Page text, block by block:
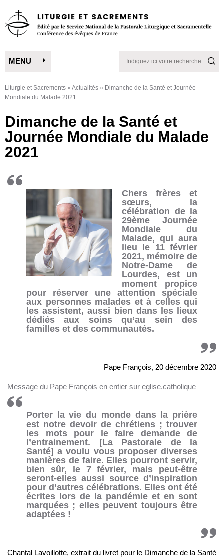
MENU
Liturgie et Sacrements » Actualités » Dimanche de la Santé et Journée
Mondiale du Malade 2021
Dimanche de la Santé et
Journée Mondiale du Malade
2021
Chers frères et
sœurs, la
célébration de la
29ème Journée
Mondiale du
Malade, qui aura
lieu le 11 février
2021, mémoire de
Notre-Dame de
Lourdes, est un
moment propice
pour réserver une attention spéciale
aux personnes malades et à celles qui
les assistent, aussi bien dans les lieux
dédiés aux soins qu’au sein des
familles et des communautés.
Pape François, 20 décembre 2020
Message du Pape François en entier sur eglise.catholique
Porter la vie du monde dans la prière
est notre devoir de chrétiens ; trouver
les mots pour le faire demande de
l’entrainement. [La Pastorale de la
Santé] a voulu vous proposer diverses
manières de faire. Elles pourront servir,
bien sûr, le 7 février, mais peut-être
seront-elles aussi source d’inspiration
pour d’autres célébrations. Elles ont été
écrites lors de la pandémie et en sont
marquées ; elles peuvent toujours être
adaptées !
Chantal Lavoillotte, extrait du livret pour le Dimanche de la Santé